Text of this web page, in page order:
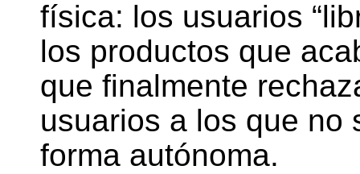
física: los usuarios
los productos que
que finalmente
usuarios a los que no
forma autónoma.